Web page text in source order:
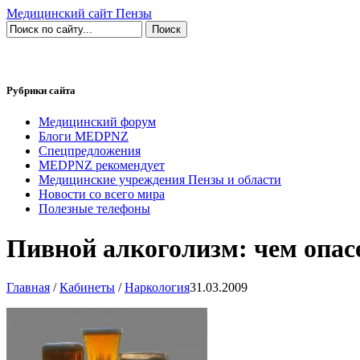
Медицинский сайт Пензы
Рубрики сайта
Медицинский форум
Блоги MEDPNZ
Спецпредложения
MEDPNZ рекомендует
Медицинские учреждения Пензы и области
Новости со всего мира
Полезные телефоны
Пивной алкоголизм: чем
Главная /Кабинеты /Наркология31.03.2009